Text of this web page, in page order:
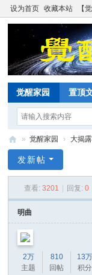
设为首页 收藏本站 【
觉醒家园 置顶
醒
园
» 觉醒家园 › 大揭露
发新帖
查看: 3201 回复: 0
明曲
2万
主题
810
回帖
13万
积分